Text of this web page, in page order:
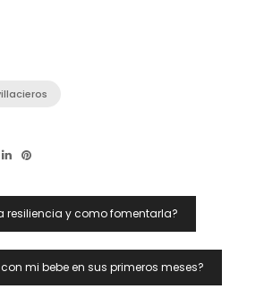
resiliencia y como fomentarla?
mi bebe en sus primeros meses?